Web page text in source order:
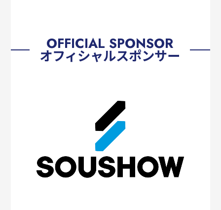
OFFICIAL SPONSOR
オフィシャルスポンサー